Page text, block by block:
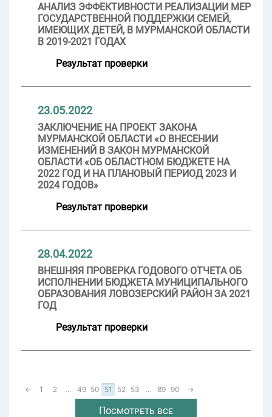
АНАЛИЗ ЭФФЕКТИВНОСТИ РЕАЛИЗАЦИИ МЕР
ГОСУДАРСТВЕННОЙ ПОДДЕРЖКИ СЕМЕЙ,
ИМЕЮЩИХ ДЕТЕЙ, В МУРМАНСКОЙ ОБЛАСТИ
В 2019-2021 ГОДАХ
Результат проверки
23.05.2022
ЗАКЛЮЧЕНИЕ НА ПРОЕКТ ЗАКОНА
МУРМАНСКОЙ ОБЛАСТИ «О ВНЕСЕНИИ
ИЗМЕНЕНИЙ В ЗАКОН МУРМАНСКОЙ
ОБЛАСТИ «ОБ ОБЛАСТНОМ БЮДЖЕТЕ НА
2022 ГОД И НА ПЛАНОВЫЙ ПЕРИОД 2023 И
2024 ГОДОВ»
Результат проверки
28.04.2022
ВНЕШНЯЯ ПРОВЕРКА ГОДОВОГО ОТЧЕТА ОБ
ИСПОЛНЕНИИ БЮДЖЕТА МУНИЦИПАЛЬНОГО
ОБРАЗОВАНИЯ ЛОВОЗЕРСКИЙ РАЙОН ЗА 2021
ГОД
Результат проверки
← 1 2 ... 49 50 51 52 53 ... 89 90 →
Посмотреть все